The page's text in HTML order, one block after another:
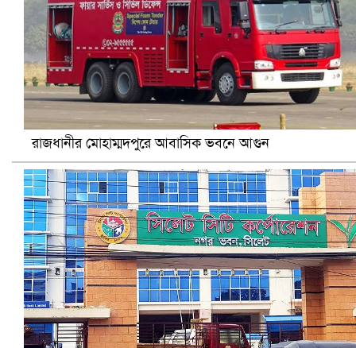
আ.লীগ ও জাপার ৯ নেতা কারাগারে
ভারতে ভয়াবহ সড়ক দুর্ঘটনা, নিহত ১৫
রাজধানীর মোহাম্মদপুরে আবাসিক ভবনে আগুন